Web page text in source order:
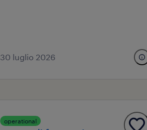
30 luglio 2026
operational